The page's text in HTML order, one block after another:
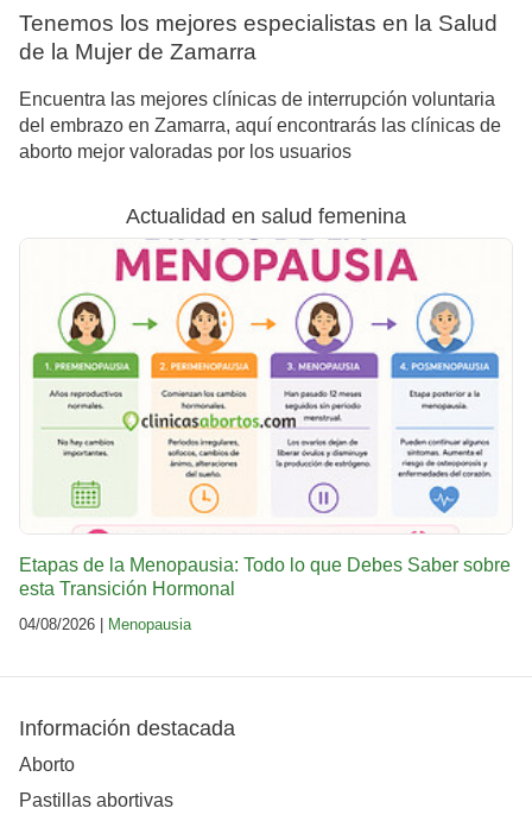
Tenemos los mejores especialistas en la Salud
de la Mujer de Zamarra
Encuentra las mejores clínicas de interrupción voluntaria
del embrazo en Zamarra, aquí encontrarás las clínicas de
aborto mejor valoradas por los usuarios
Actualidad en salud femenina
Etapas de la Menopausia: Todo lo que Debes Saber sobre
esta Transición Hormonal
04/08/2026 | Menopausia
Información destacada
Aborto
Pastillas abortivas